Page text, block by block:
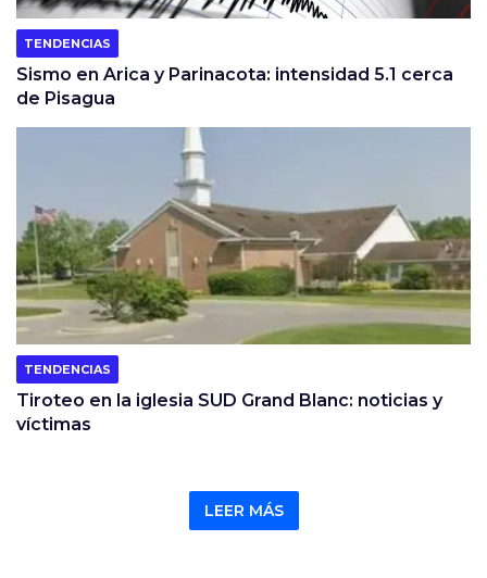
TENDENCIAS
Sismo en Arica y Parinacota: intensidad 5.1 cerca
de Pisagua
TENDENCIAS
Tiroteo en la iglesia SUD Grand Blanc: noticias y
víctimas
LEER MÁS